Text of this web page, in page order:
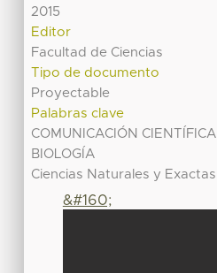
2015
Editor
Facultad de Ciencias
Tipo de documento
Proyectable
Palabras clave
COMUNICACIÓN CIENTÍFICA
BIOLOGÍA
Ciencias Naturales y Exactas
&#160;